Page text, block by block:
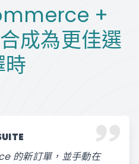
+
成為更佳選
時
的新訂單，並手動在